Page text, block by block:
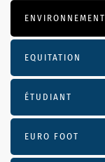
ENVIRONNEMENT
EQUITATION
ÉTUDIANT
EURO FOOT